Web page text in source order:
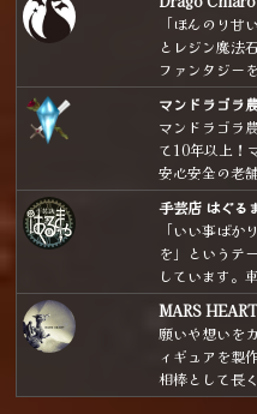
「ほんのり
とレジン魔法
ファンタジー
いです。
マンドラゴラ
マンドラゴラ
て10年以上！
安心安全の老舗農
ドールや魔法
り。よろしく
手芸店 はぐる
「いい事ばか
を」というテ
しています。
気分は「銀河
する魔法雑貨商
MARS HEART
願いや想いを
ィギュアを製
相棒として長
なれたら嬉し